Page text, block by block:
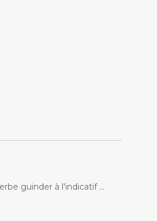
guinder à l'indicatif ...